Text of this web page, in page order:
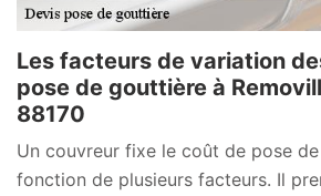
Les facteurs de variation
pose de gouttière à
88170
Un couvreur fixe le coût de pose
fonction de plusieurs facteurs. Il